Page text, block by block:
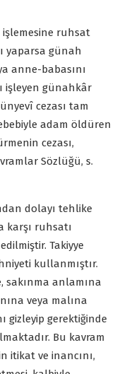
işlemesine ruhsat
yaparsa günah
anne-babasını
işleyen günahkâr
cezası tam
adam öldüren
cezası,
Sözlüğü, s.
dolayı tehlike
karşı ruhsatı
Takiyye
kullanmıştır.
sakınma anlamına
veya malına
gizleyip gerektiğinde
Bu kavram
itikat ve inancını,